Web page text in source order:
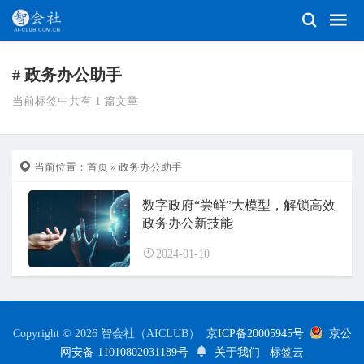
# 政务办公助手
当前标签中共有 1 篇文章
当前位置： 首页 » 政务办公助手
数字政府“尝鲜”大模型，解锁高效
政务办公新技能
2024-01-10
Copyright © 2026 智会社（AICLUB） 京ICP备20005945号
京公
网安备 11010802031189号
关于我们 标签云